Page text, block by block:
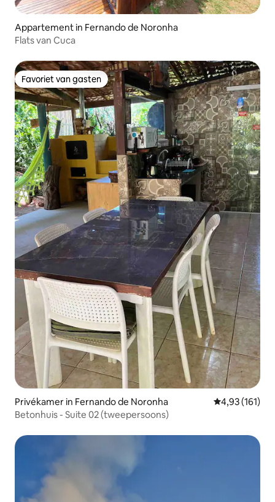
Appartement in Fernando de Noronha
Flats van Cuca
Favoriet van gasten
Favoriet van gasten
Privékamer in Fernando de Noronha Gemiddelde
4,93 (161)
Betonhuis - Suite 02 (tweepersoons)